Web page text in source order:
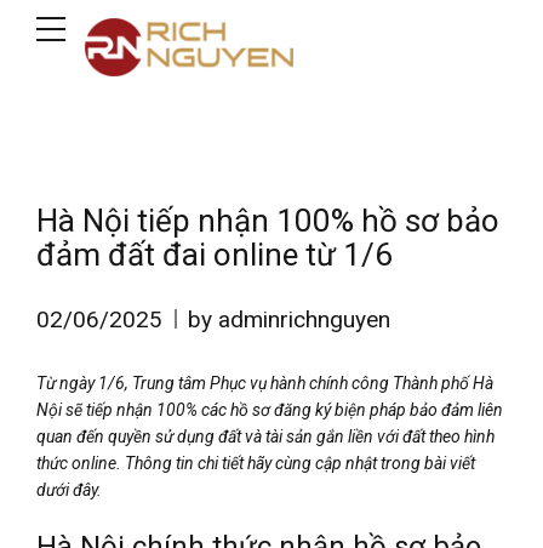
Hà Nội tiếp nhận 100% hồ sơ bảo
đảm đất đai online từ 1/6
02/06/2025 by adminrichnguyen
Từ ngày 1/6, Trung tâm Phục vụ hành chính công Thành phố Hà
Nội sẽ tiếp nhận 100% các hồ sơ đăng ký biện pháp bảo đảm liên
quan đến quyền sử dụng đất và tài sản gắn liền với đất theo hình
thức online. Thông tin chi tiết hãy cùng cập nhật trong bài viết
dưới đây.